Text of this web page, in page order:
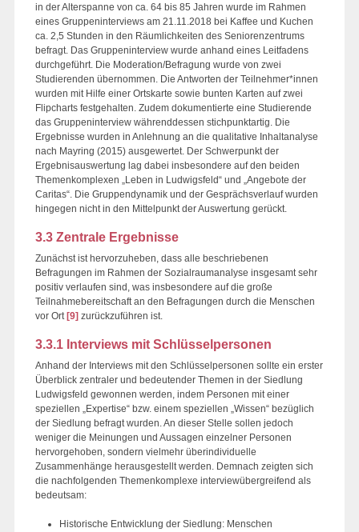
in der Alterspanne von ca. 64 bis 85 Jahren wurde im Rahmen
eines Gruppeninterviews am 21.11.2018 bei Kaffee und Kuchen
ca. 2,5 Stunden in den Räumlichkeiten des Seniorenzentrums
befragt. Das Gruppeninterview wurde anhand eines Leitfadens
durchgeführt. Die Moderation/Befragung wurde von zwei
Studierenden übernommen. Die Antworten der Teilnehmer*innen
wurden mit Hilfe einer Ortskarte sowie bunten Karten auf zwei
Flipcharts festgehalten. Zudem dokumentierte eine Studierende
das Gruppeninterview währenddessen stichpunktartig. Die
Ergebnisse wurden in Anlehnung an die qualitative Inhaltanalyse
nach Mayring (2015) ausgewertet. Der Schwerpunkt der
Ergebnisauswertung lag dabei insbesondere auf den beiden
Themenkomplexen „Leben in Ludwigsfeld“ und „Angebote der
Caritas“. Die Gruppendynamik und der Gesprächsverlauf wurden
hingegen nicht in den Mittelpunkt der Auswertung gerückt.
3.3 Zentrale Ergebnisse
Zunächst ist hervorzuheben, dass alle beschriebenen
Befragungen im Rahmen der Sozialraumanalyse insgesamt sehr
positiv verlaufen sind, was insbesondere auf die große
Teilnahmebereitschaft an den Befragungen durch die Menschen
vor Ort [9] zurückzuführen ist.
3.3.1 Interviews mit Schlüsselpersonen
Anhand der Interviews mit den Schlüsselpersonen sollte ein erster
Überblick zentraler und bedeutender Themen in der Siedlung
Ludwigsfeld gewonnen werden, indem Personen mit einer
speziellen „Expertise“ bzw. einem speziellen „Wissen“ bezüglich
der Siedlung befragt wurden. An dieser Stelle sollen jedoch
weniger die Meinungen und Aussagen einzelner Personen
hervorgehoben, sondern vielmehr überindividuelle
Zusammenhänge herausgestellt werden. Demnach zeigten sich
die nachfolgenden Themenkomplexe interviewübergreifend als
bedeutsam:
Historische Entwicklung der Siedlung: Menschen